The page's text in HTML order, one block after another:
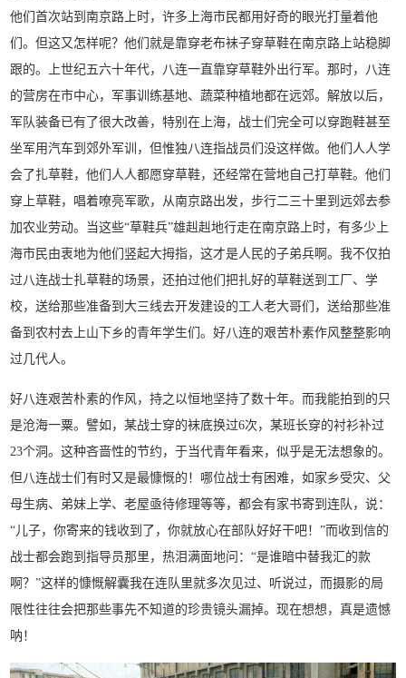
他们首次站到南京路上时，许多上海市民都用好奇的眼光打量着他
们。但这又怎样呢？他们就是靠穿老布袜子穿草鞋在南京路上站稳脚
跟的。上世纪五六十年代，八连一直靠穿草鞋外出行军。那时，八连
的营房在市中心，军事训练基地、蔬菜种植地都在远郊。解放以后，
军队装备已有了很大改善，特别在上海，战士们完全可以穿跑鞋甚至
坐军用汽车到郊外军训，但惟独八连指战员们没这样做。他们人人学
会了扎草鞋，他们人人都愿穿草鞋，还经常在营地自己打草鞋。他们
穿上草鞋，唱着嘹亮军歌，从南京路出发，步行二三十里到远郊去参
加农业劳动。当这些“草鞋兵”雄赳赳地行走在南京路上时，有多少上
海市民由衷地为他们竖起大拇指，这才是人民的子弟兵啊。我不仅拍
过八连战士扎草鞋的场景，还拍过他们把扎好的草鞋送到工厂、学
校，送给那些准备到大三线去开发建设的工人老大哥们，送给那些准
备到农村去上山下乡的青年学生们。好八连的艰苦朴素作风整整影响
过几代人。
好八连艰苦朴素的作风，持之以恒地坚持了数十年。而我能拍到的只
是沧海一粟。譬如，某战士穿的袜底换过6次，某班长穿的衬衫补过
23个洞。这种吝啬性的节约，于当代青年看来，似乎是无法想象的。
但八连战士们有时又是最慷慨的！哪位战士有困难，如家乡受灾、父
母生病、弟妹上学、老屋亟待修理等等，都会有家书寄到连队，说：
“儿子，你寄来的钱收到了，你就放心在部队好好干吧！”而收到信的
战士都会跑到指导员那里，热泪满面地问：“是谁暗中替我汇的款
啊？”这样的慷慨解囊我在连队里就多次见过、听说过，而摄影的局
限性往往会把那些事先不知道的珍贵镜头漏掉。现在想想，真是遗憾
呐！